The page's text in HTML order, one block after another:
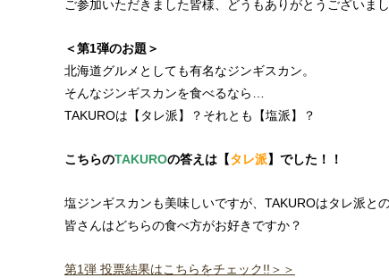
ご参加いただきました皆様、どうもありがとうございま
＜第1弾のお題＞
北海道グルメとしても有名なジンギスカン。
そんなジンギスカンを食べるなら…
TAKUROは【タレ派】？それとも【塩派】？
こちらのTAKUROの答えは【タレ派】でした！！
塩ジンギスカンも美味しいですが、TAKUROはタレ派との
皆さんはどちらの食べ方がお好きですか？
第1弾 投票結果はこちらをチェック!!＞＞